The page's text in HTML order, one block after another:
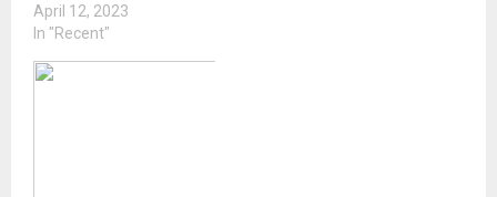
April 12, 2023
In "Recent"